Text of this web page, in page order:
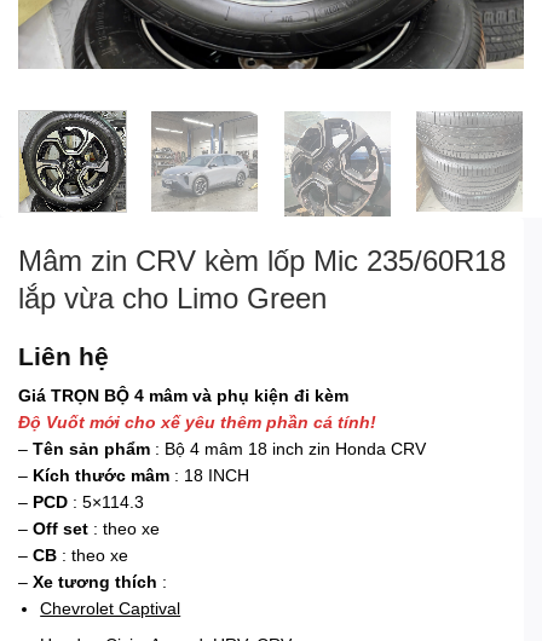
Mâm zin CRV kèm lốp Mic 235/60R18
lắp vừa cho Limo Green
Liên hệ
Giá TRỌN BỘ 4 mâm và phụ kiện đi kèm
Độ Vuốt mới cho xế yêu thêm phần cá tính!
– Tên sản phẩm : Bộ 4 mâm 18 inch zin Honda CRV
– Kích thước mâm : 18 INCH
– PCD : 5×114.3
– Off set : theo xe
– CB : theo xe
– Xe tương thích :
Chevrolet Captival